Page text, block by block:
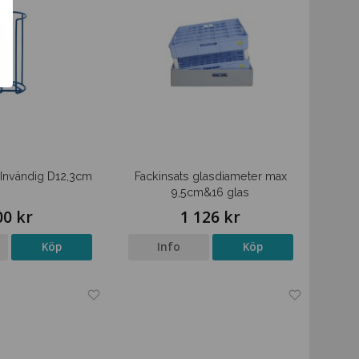
D12,3cm
kr
Köp
Fackinsats glasdiameter max
9,5cm&16 glas
1 126 kr
Info Köp